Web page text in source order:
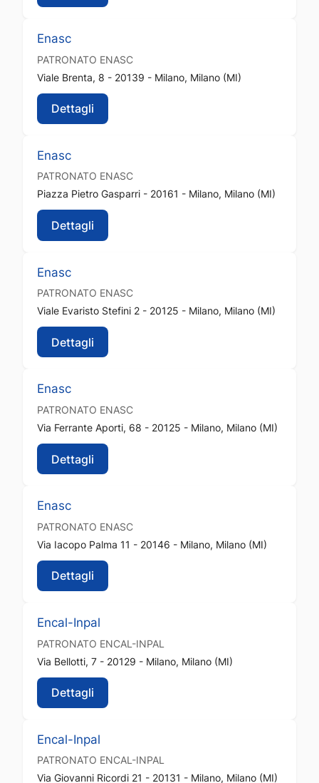
Enasc
PATRONATO ENASC
Viale Brenta, 8 - 20139 - Milano, Milano (MI)
Dettagli
Enasc
PATRONATO ENASC
Piazza Pietro Gasparri - 20161 - Milano, Milano (MI)
Dettagli
Enasc
PATRONATO ENASC
Viale Evaristo Stefini 2 - 20125 - Milano, Milano (MI)
Dettagli
Enasc
PATRONATO ENASC
Via Ferrante Aporti, 68 - 20125 - Milano, Milano (MI)
Dettagli
Enasc
PATRONATO ENASC
Via Iacopo Palma 11 - 20146 - Milano, Milano (MI)
Dettagli
Encal-Inpal
PATRONATO ENCAL-INPAL
Via Bellotti, 7 - 20129 - Milano, Milano (MI)
Dettagli
Encal-Inpal
PATRONATO ENCAL-INPAL
Via Giovanni Ricordi 21 - 20131 - Milano, Milano (MI)